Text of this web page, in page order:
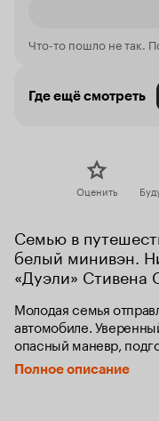
Что-то пошло не так.
Где ещё смотреть
Оценить
Семью в
белый минивэн.
«Дуэли» Стивена
Молодая семья
автомобиле.
опасный маневр,
минивэна. Однако
безнаказанной, и
Полное описание